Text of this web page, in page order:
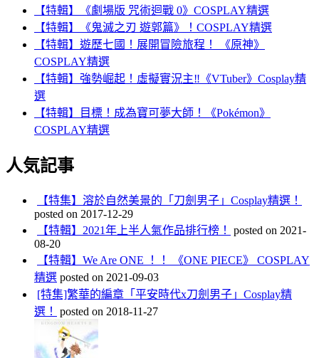
【特輯】《劇場版 咒術迴戰 0》COSPLAY精選
【特輯】《鬼滅之刃 遊郭篇》！COSPLAY精選
【特輯】遊歷七國！展開冒險旅程！ 《原神》
COSPLAY精選
【特輯】強勢崛起！虛擬實況主‼️《VTuber》Cosplay精
選
【特輯】目標！成為寶可夢大師！《Pokémon》
COSPLAY精選
人気記事
【特集】溶於自然美景的「刀劍男子」Cosplay精選！
posted on 2017-12-29
【特輯】2021年上半人氣作品排行榜！
posted on 2021-
08-20
【特輯】We Are ONE ！！ 《ONE PIECE》 COSPLAY
精選 posted on 2021-09-03
[特集]繁華的編章「平安時代x刀劍男子」Cosplay精
選！
posted on 2018-11-27